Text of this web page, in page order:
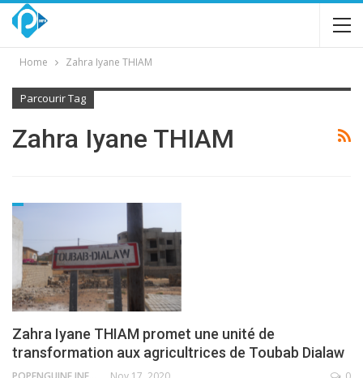
Home Zahra Iyane THIAM
Parcourir Tag
Zahra Iyane THIAM
Zahra Iyane THIAM promet une unité de
transformation aux agricultrices de Toubab Dialaw